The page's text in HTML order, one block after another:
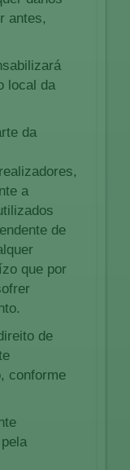
antes,
local da
da
a
de
que por
de
conforme